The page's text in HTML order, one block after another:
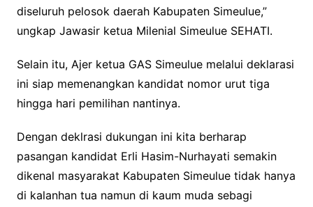
diseluruh pelosok daerah Kabupaten Simeulue,”
ungkap Jawasir ketua Milenial Simeulue SEHATI.
Selain itu, Ajer ketua GAS Simeulue melalui deklarasi
ini siap memenangkan kandidat nomor urut tiga
hingga hari pemilihan nantinya.
Dengan deklrasi dukungan ini kita berharap
pasangan kandidat Erli Hasim-Nurhayati semakin
dikenal masyarakat Kabupaten Simeulue tidak hanya
di kalanhan tua namun di kaum muda sebagi